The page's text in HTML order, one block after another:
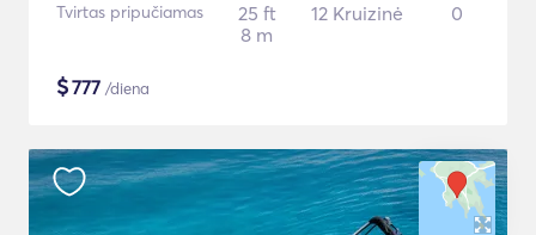
Tvirtas pripučiamas
25 ft
8 m
12 Kruizinė 0
$777 /diena